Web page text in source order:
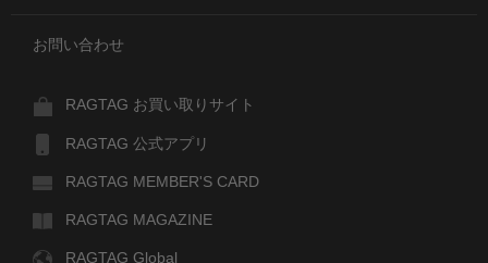
お問い合わせ
RAGTAG お買い取りサイト
RAGTAG 公式アプリ
RAGTAG MEMBER'S CARD
RAGTAG MAGAZINE
RAGTAG Global